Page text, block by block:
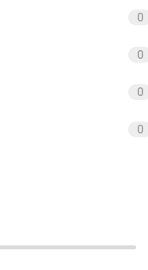
0
0
0
0